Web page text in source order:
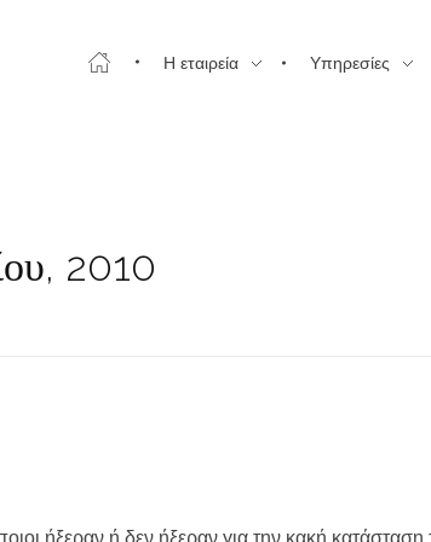
Η εταιρεία Υπηρεσίες
2010
ήξεραν ή δεν ήξεραν για την κακή κατάσταση